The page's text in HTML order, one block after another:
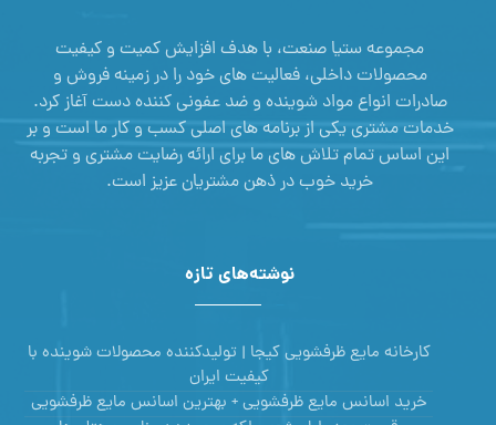
مجموعه ستیا صنعت، با هدف افزایش کمیت و کیفیت
محصولات داخلی، فعالیت های خود را در زمینه فروش و
صادرات انواع مواد شوینده و ضد عفونی کننده دست آغاز کرد.
خدمات مشتری یکی از برنامه های اصلی کسب و کار ما است و بر
این اساس تمام تلاش های ما برای ارائه رضایت مشتری و تجربه
خرید خوب در ذهن مشتریان عزیز است.
نوشته‌های تازه
کارخانه مایع ظرفشویی کیجا | تولیدکننده محصولات شوینده با
کیفیت ایران
خرید اسانس مایع ظرفشویی + بهترین اسانس مایع ظرفشویی